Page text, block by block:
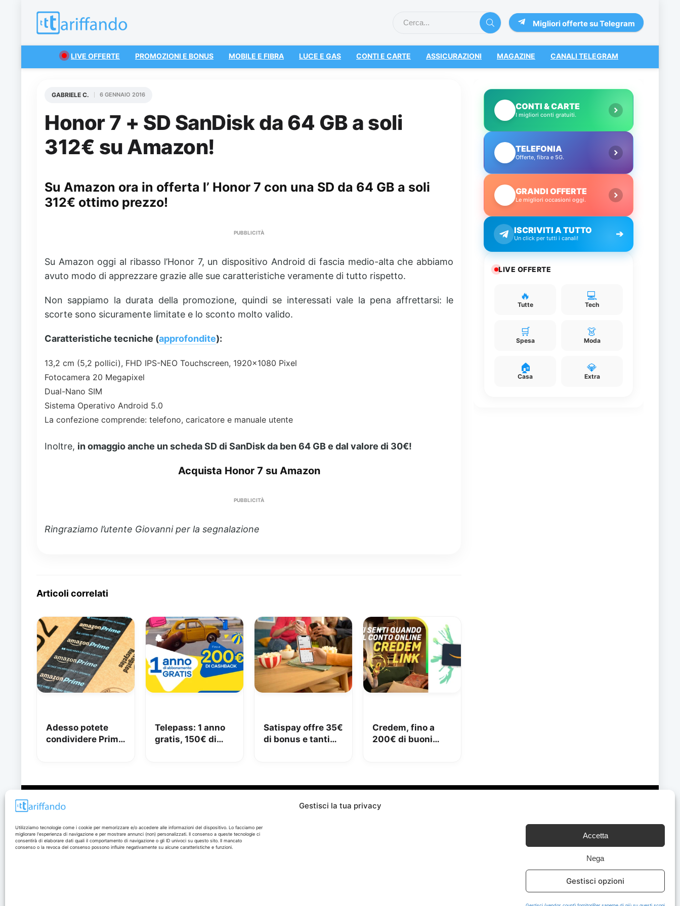
Gestisci la tua privacy
Utilizziamo tecnologie come i cookie per memorizzare e/o accedere alle informazioni del dispositivo. Lo facciamo per
migliorare l'esperienza di navigazione e per mostrare annunci (non) personalizzati. Il consenso a queste tecnologie ci
consentirà di elaborare dati quali il comportamento di navigazione o gli ID univoci su questo sito. Il mancato
consenso o la revoca del consenso possono influire negativamente su alcune caratteristiche e funzioni.
Accetta
Nega
Gestisci opzioni
Migliori offerte su Telegram
LIVE OFFERTE PROMOZIONI E BONUS MOBILE E FIBRA LUCE E GAS CONTI E CARTE ASSICURAZIONI MAGAZINE CANALI TELEGRAM
Honor 7 + SD SanDisk da 64 GB a soli
312€ su Amazon!
GABRIELE C. 6 GENNAIO 2016
Su Amazon ora in offerta l’ Honor 7 con una SD da 64 GB a soli
312€ ottimo prezzo!
PUBBLICITÀ
Su Amazon oggi al ribasso l’Honor 7, un dispositivo Android di fascia medio-alta che abbiamo
avuto modo di apprezzare grazie alle sue caratteristiche veramente di tutto rispetto.
Non sappiamo la durata della promozione, quindi se interessati vale la pena affrettarsi: le
scorte sono sicuramente limitate e lo sconto molto valido.
Caratteristiche tecniche (approfondite):
13,2 cm (5,2 pollici), FHD IPS-NEO Touchscreen, 1920×1080 Pixel
Fotocamera 20 Megapixel
Dual-Nano SIM
Sistema Operativo Android 5.0
La confezione comprende: telefono, caricatore e manuale utente
Inoltre, in omaggio anche un scheda SD di SanDisk da ben 64 GB e dal valore di 30€!
Acquista Honor 7 su Amazon
PUBBLICITÀ
Ringraziamo l’utente Giovanni per la segnalazione
Articoli correlati
Adesso potete
condividere Prime
Telepass: 1 anno
gratis, 150€ di
Satispay offre 35€
di bonus e tanti
Credem, fino a
200€ di buoni
CONTI & CARTE
I migliori conti gratuiti.
TELEFONIA
Offerte, fibra e 5G.
GRANDI OFFERTE
Le migliori occasioni oggi.
ISCRIVITI A TUTTO
Un click per tutti i canali! ➔
LIVE OFFERTE
🔥
Tutte
💻
Tech
🛒
Spesa
👗
Moda
🏠
Casa
💎
Extra
Disclaimer
I marchi citati appartengono ai rispettivi proprietari. Le
offerte segnalate possono subire variazioni: verifica
In qualità di Affiliato Amazon ed eBay, Tariffando riceve